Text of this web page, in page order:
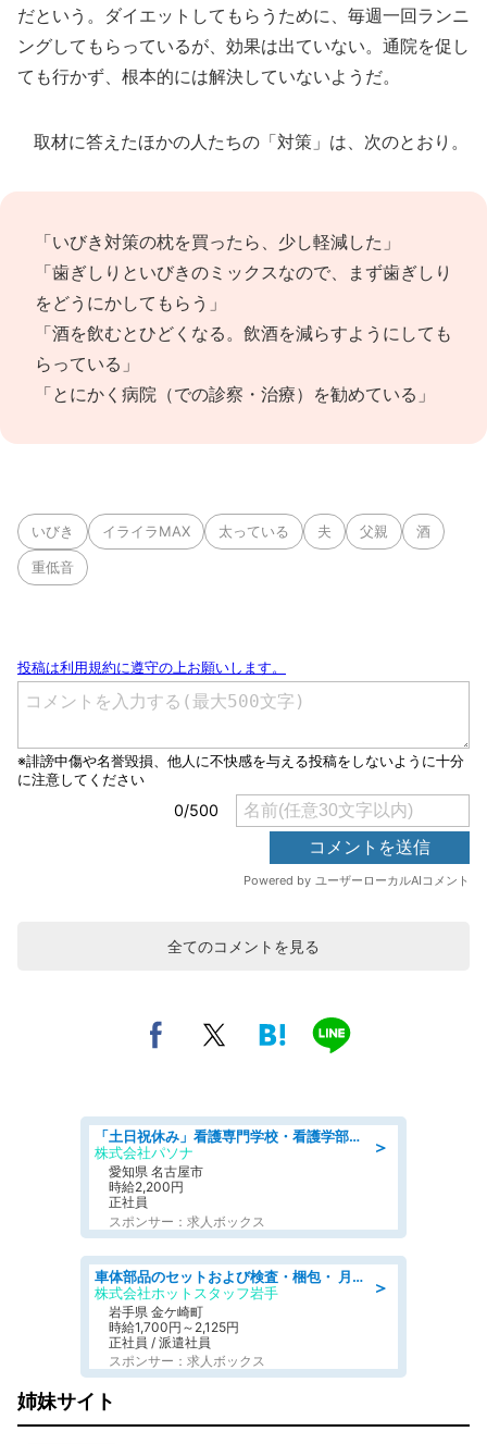
だという。ダイエットしてもらうために、毎週一回ランニ
ングしてもらっているが、効果は出ていない。通院を促し
ても行かず、根本的には解決していないようだ。
取材に答えたほかの人たちの「対策」は、次のとおり。
「いびき対策の枕を買ったら、少し軽減した」
「歯ぎしりといびきのミックスなので、まず歯ぎしり
をどうにかしてもらう」
「酒を飲むとひどくなる。飲酒を減らすようにしても
らっている」
「とにかく病院（での診察・治療）を勧めている」
いびき イライラMAX 太っている 夫 父親 酒
重低音
全てのコメントを見る
＞
「土日祝休み」看護専門学校・看護学部での教員業務/高時給/要資格:保健師、正看護師
株式会社パソナ
愛知県 名古屋市
時給2,200円
正社員
スポンサー：求人ボックス
＞
車体部品のセットおよび検査・梱包・ 月収32万可!自動車部品の組付け・検査 家賃補助あり 長期安定/日払いOK
株式会社ホットスタッフ岩手
岩手県 金ケ崎町
時給1,700円～2,125円
正社員 / 派遣社員
スポンサー：求人ボックス
姉妹サイト